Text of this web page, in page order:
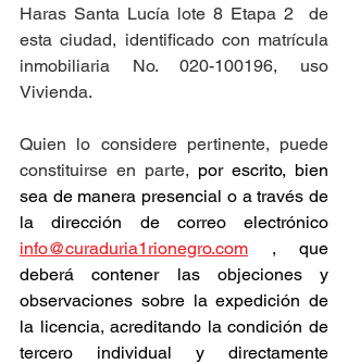
Haras Santa Lucía lote 8 Etapa 2  de
esta ciudad, identificado con matrícula
inmobiliaria No. 020-100196, uso
Vivienda.
Quien lo considere pertinente, puede
constituirse en parte, por escrito, bien
sea de manera presencial o a través de
info@curaduria1rionegro.com , que
deberá contener las objeciones y
observaciones sobre la expedición de
la licencia, acreditando la condición de
tercero individual y directamente